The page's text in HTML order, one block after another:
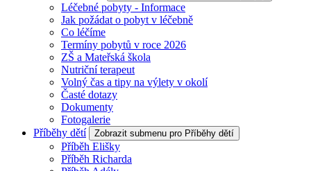
Léčebné pobyty - Informace
Jak požádat o pobyt v léčebně
Co léčíme
Termíny pobytů v roce 2026
ZŠ a Mateřská škola
Nutriční terapeut
Volný čas a tipy na výlety v okolí
Časté dotazy
Dokumenty
Fotogalerie
Příběhy dětí
Zobrazit submenu pro Příběhy dětí
Příběh Elišky
Příběh Richarda